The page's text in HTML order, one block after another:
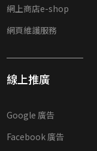
網上商店e-shop
網頁維護服務
線上推廣
Google 廣告
Facebook 廣告